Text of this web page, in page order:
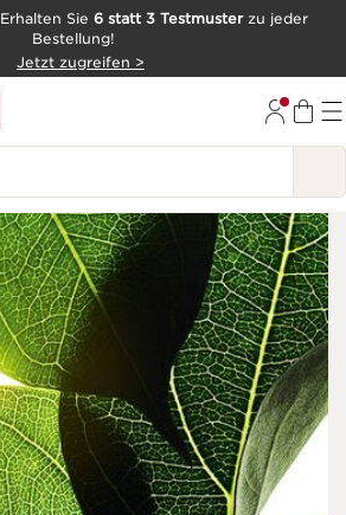
Erhalten Sie 6 statt 3 Testmusterzu jeder
Bestellung!
Jetzt zugreifen >